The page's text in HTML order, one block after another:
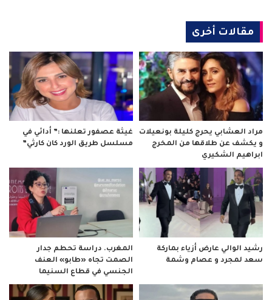
مقالات أخرى
مراد العشابي يحرج كليلة بونعيلات
و يكشف عن طلاقها من المخرج
ابراهيم الشكيري
غيثة عصفور تعلنها :” أدائي في
مسلسل طريق الورد كان كارثي”
رشيد الوالي عارض أزياء بماركة
سعد لمجرد و عصام وشمة
المغرب. دراسة تحطم جدار
الصمت تجاه «طابو» العنف
الجنسي في قطاع السنيما